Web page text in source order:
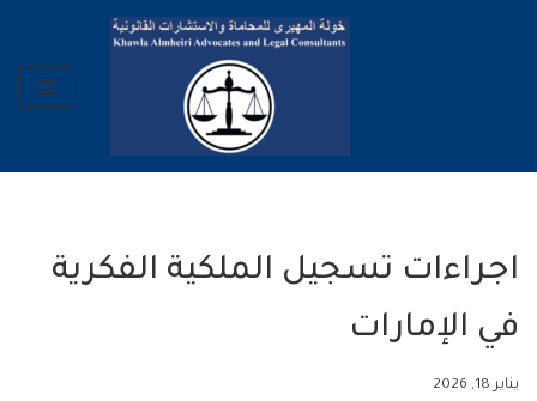
اجراءات تسجيل الملكية الفكرية
في الإمارات
يناير 18, 2026